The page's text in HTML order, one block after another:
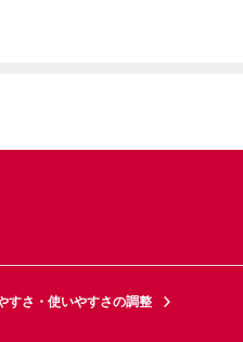
すさ・使いやすさの調整